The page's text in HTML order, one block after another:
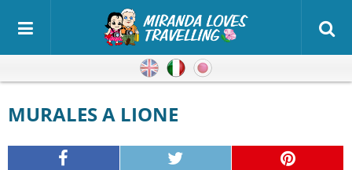
IngleseItaliano
MURALES A LIONE